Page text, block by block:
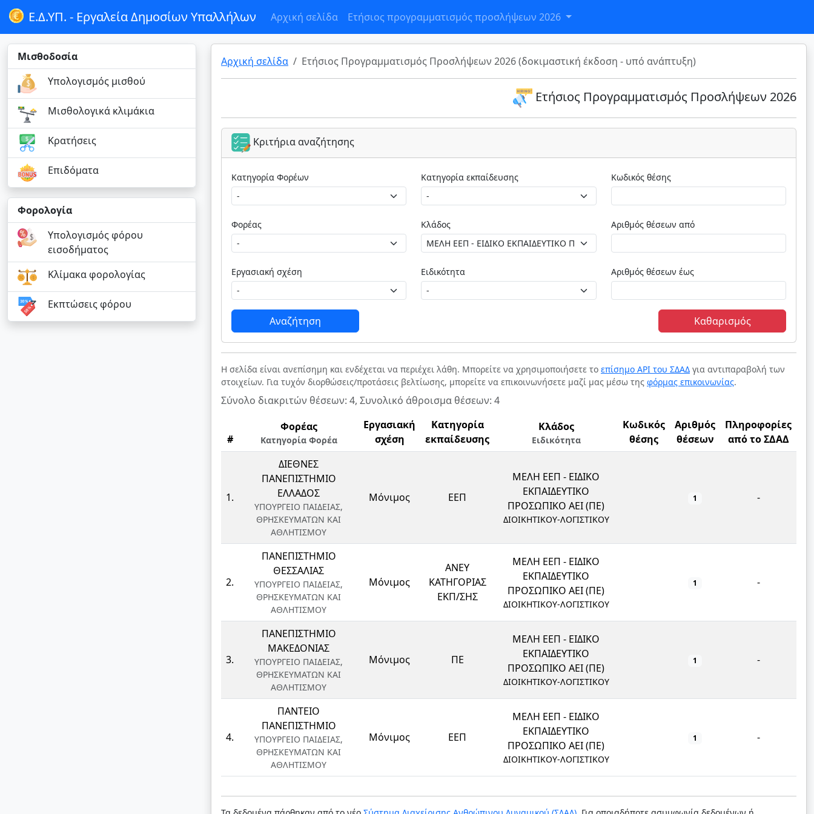
Ε.Δ.ΥΠ. - Εργαλεία Δημοσίων Υπαλλήλων Αρχική σελίδα Ετήσιος προγραμματισμός προσλήψεων 2026
Μισθοδοσία
Υπολογισμός μισθού
Μισθολογικά κλιμάκια
Κρατήσεις
Επιδόματα
Φορολογία
Υπολογισμός φόρου
εισοδήματος
Κλίμακα φορολογίας
Εκπτώσεις φόρου
Αρχική σελίδα Ετήσιος Προγραμματισμός Προσλήψεων 2026 (δοκιμαστική έκδοση - υπό ανάπτυξη)
Ετήσιος Προγραμματισμός Προσλήψεων 2026
Κριτήρια αναζήτησης
Κατηγορία Φορέων
Φορέας
Εργασιακή σχέση
Κατηγορία εκπαίδευσης
Κλάδος
Ειδικότητα
Κωδικός θέσης
Αριθμός θέσεων από
Αριθμός θέσεων έως
Αναζήτηση Καθαρισμός
Η σελίδα είναι ανεπίσημη και ενδέχεται να περιέχει λάθη. Μπορείτε να χρησιμοποιήσετε το επίσημο API του ΣΔΑΔ για αντιπαραβολή των
στοιχείων. Για τυχόν διορθώσεις/προτάσεις βελτίωσης, μπορείτε να επικοινωνήσετε μαζί μας μέσω της φόρμας επικοινωνίας.
Σύνολο διακριτών θέσεων: 4, Συνολικό άθροισμα θέσεων: 4
#
Φορέας
Κατηγορία Φορέα
Εργασιακή
σχέση
Κατηγορία
εκπαίδευσης
Κλάδος
Ειδικότητα
Κωδικός
θέσης
Αριθμός
θέσεων
Πληροφορίες
από το ΣΔΑΔ
1.
ΔΙΕΘΝΕΣ
ΠΑΝΕΠΙΣΤΗΜΙΟ
ΕΛΛΑΔΟΣ
ΥΠΟΥΡΓΕΙΟ ΠΑΙΔΕΙΑΣ,
ΘΡΗΣΚΕΥΜΑΤΩΝ ΚΑΙ
ΑΘΛΗΤΙΣΜΟΥ
Μόνιμος ΕΕΠ
ΜΕΛΗ ΕΕΠ - ΕΙΔΙΚΟ
ΕΚΠΑΙΔΕΥΤΙΚΟ
ΠΡΟΣΩΠΙΚΟ ΑΕΙ (ΠΕ)
ΔΙΟΙΚΗΤΙΚΟΥ-ΛΟΓΙΣΤΙΚΟΥ
1 -
2.
ΠΑΝΕΠΙΣΤΗΜΙΟ
ΘΕΣΣΑΛΙΑΣ
ΥΠΟΥΡΓΕΙΟ ΠΑΙΔΕΙΑΣ,
ΘΡΗΣΚΕΥΜΑΤΩΝ ΚΑΙ
ΑΘΛΗΤΙΣΜΟΥ
Μόνιμος
ΑΝΕΥ
ΚΑΤΗΓΟΡΙΑΣ
ΕΚΠ/ΣΗΣ
ΜΕΛΗ ΕΕΠ - ΕΙΔΙΚΟ
ΕΚΠΑΙΔΕΥΤΙΚΟ
ΠΡΟΣΩΠΙΚΟ ΑΕΙ (ΠΕ)
ΔΙΟΙΚΗΤΙΚΟΥ-ΛΟΓΙΣΤΙΚΟΥ
1 -
3.
ΠΑΝΕΠΙΣΤΗΜΙΟ
ΜΑΚΕΔΟΝΙΑΣ
ΥΠΟΥΡΓΕΙΟ ΠΑΙΔΕΙΑΣ,
ΘΡΗΣΚΕΥΜΑΤΩΝ ΚΑΙ
ΑΘΛΗΤΙΣΜΟΥ
Μόνιμος ΠΕ
ΜΕΛΗ ΕΕΠ - ΕΙΔΙΚΟ
ΕΚΠΑΙΔΕΥΤΙΚΟ
ΠΡΟΣΩΠΙΚΟ ΑΕΙ (ΠΕ)
ΔΙΟΙΚΗΤΙΚΟΥ-ΛΟΓΙΣΤΙΚΟΥ
1 -
4.
ΠΑΝΤΕΙΟ
ΠΑΝΕΠΙΣΤΗΜΙΟ
ΥΠΟΥΡΓΕΙΟ ΠΑΙΔΕΙΑΣ,
ΘΡΗΣΚΕΥΜΑΤΩΝ ΚΑΙ
ΑΘΛΗΤΙΣΜΟΥ
Μόνιμος ΕΕΠ
ΜΕΛΗ ΕΕΠ - ΕΙΔΙΚΟ
ΕΚΠΑΙΔΕΥΤΙΚΟ
ΠΡΟΣΩΠΙΚΟ ΑΕΙ (ΠΕ)
ΔΙΟΙΚΗΤΙΚΟΥ-ΛΟΓΙΣΤΙΚΟΥ
1 -